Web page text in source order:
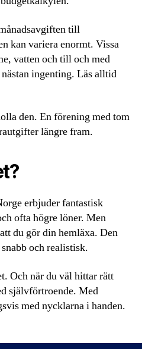
till
kan variera enormt. Vissa
vatten och till och med
ingenting. Läs alltid
den. En förening med tom
längre fram.
erbjuder fantastisk
ofta högre löner. Men
du gör din hemläxa. Den
och realistisk.
Och när du väl hittar rätt
självförtroende. Med
med nycklarna i handen.